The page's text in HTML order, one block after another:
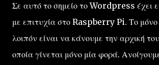
Σε αυτό το σημείο το Wordpress έχει
με επιτυχία στο Raspberry Pi. Το μόνο
λοιπόν είναι να κάνουμε την αρχική
οποία γίνεται μόνο μία φορά.